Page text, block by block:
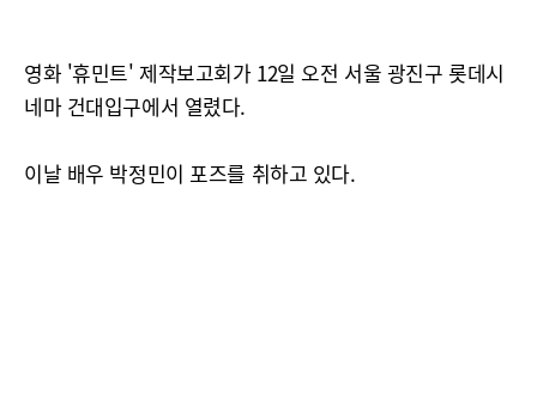
영화 '휴민트' 제작보고회가 12일 오전 서울 광진구 롯데시
네마 건대입구에서 열렸다.
이날 배우 박정민이 포즈를 취하고 있다.